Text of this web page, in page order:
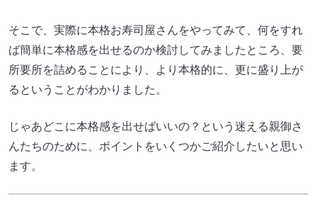
そこで、実際に本格お寿司屋さんをやってみて、何をすれ
ば簡単に本格感を出せるのか検討してみましたところ、要
所要所を詰めることにより、より本格的に、更に盛り上が
るということがわかりました。
じゃあどこに本格感を出せばいいの？という迷える親御さ
んたちのために、ポイントをいくつかご紹介したいと思い
ます。